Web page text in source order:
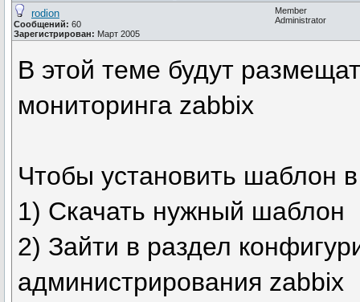
rodion
Сообщений: 60
Зарегистрирован: Март 2005
Member
Administrator
В этой теме будут
мониторинга zabbix
Чтобы установить шаблон
1) Скачать нужный шаблон
2) Зайти в раздел
администрирования zabbix